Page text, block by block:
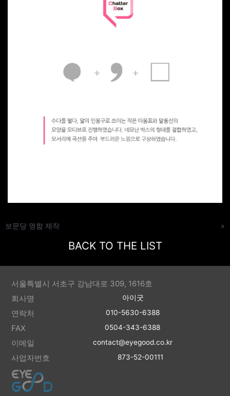
보문당 명함 제작 »
BACK TO THE LIST
서울특별시 서초구 강남대로 309, 1616호
회사명
아이굿
연락처 010-5630-6388
FAX 0504-343-6388
이메일 contact@eyegood.co.kr
사업자번호 873-52-00111